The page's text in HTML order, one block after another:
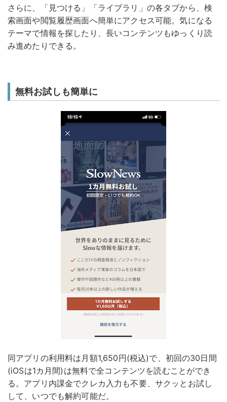
さらに、「見つける」「ライブラリ」の各タブから、検
索画面や閲覧履歴画面へ簡単にアクセス可能。気になる
テーマで情報を探したり、長いコンテンツもゆっくり読
み進めたりできる。
無料お試しも簡単に
同アプリの利用料は月額1,650円(税込)で、初回の30日間
(iOSは1カ月間)は無料で全コンテンツを読むことができ
る。アプリ内課金でクレカ入力も不要、サクッとお試し
して、いつでも解約可能だ。